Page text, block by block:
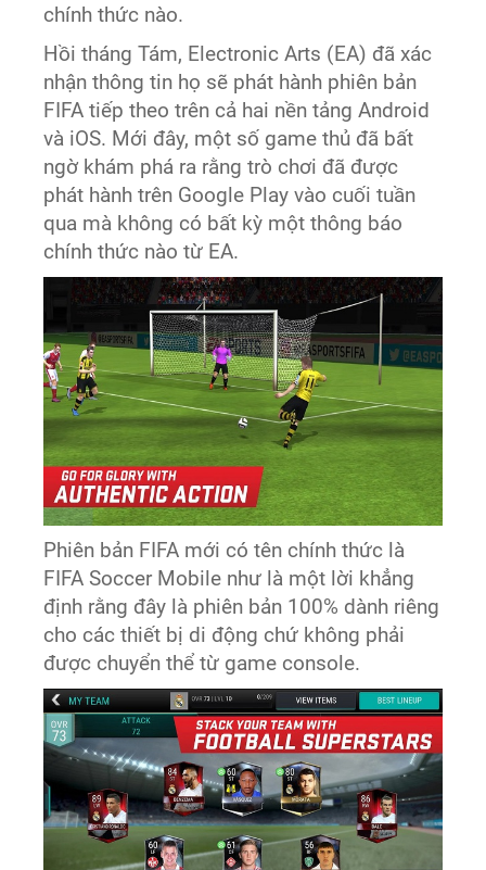
chính thức nào.
Hồi tháng Tám, Electronic Arts (EA) đã xác
nhận thông tin họ sẽ phát hành phiên bản
FIFA tiếp theo trên cả hai nền tảng Android
và iOS. Mới đây, một số game thủ đã bất
ngờ khám phá ra rằng trò chơi đã được
phát hành trên Google Play vào cuối tuần
qua mà không có bất kỳ một thông báo
chính thức nào từ EA.
Phiên bản FIFA mới có tên chính thức là
FIFA Soccer Mobile như là một lời khẳng
định rằng đây là phiên bản 100% dành riêng
cho các thiết bị di động chứ không phải
được chuyển thể từ game console.